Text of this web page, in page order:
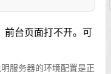
前台页面打不开。可
服务器的环境配置是正